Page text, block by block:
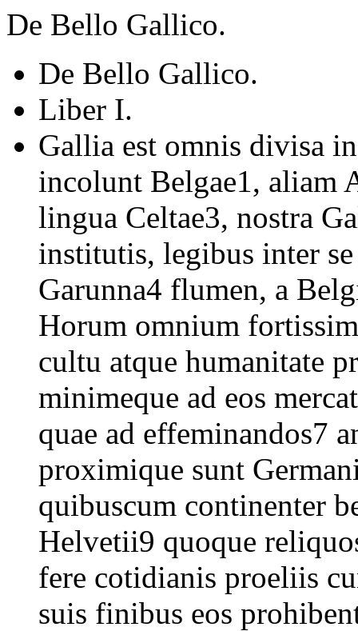
De Bello Gallico.
De Bello Gallico.
Liber I.
Gallia est omnis divisa
incolunt Belgae1, aliam
lingua Celtae3, nostra
institutis, legibus inter
Garunna4 flumen, a
Horum omnium
cultu atque humanitate
minimeque ad eos
quae ad effeminandos7
proximique sunt
quibuscum continenter
Helvetii9 quoque
fere cotidianis proeliis
suis finibus eos